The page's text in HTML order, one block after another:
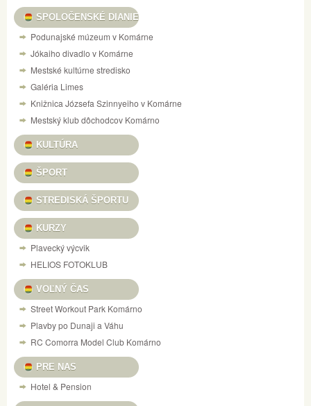
SPOLOČENSKÉ DIANIE
Podunajské múzeum v Komárne
Jókaiho divadlo v Komárne
Mestské kultúrne stredisko
Galéria Limes
Knižnica Józsefa Szinnyeiho v Komárne
Mestský klub dôchodcov Komárno
KULTÚRA
ŠPORT
STREDISKÁ ŠPORTU
KURZY
Plavecký výcvik
HELIOS FOTOKLUB
VOĽNÝ ČAS
Street Workout Park Komárno
Plavby po Dunaji a Váhu
RC Comorra Model Club Komárno
PRE NAS
Hotel & Pension